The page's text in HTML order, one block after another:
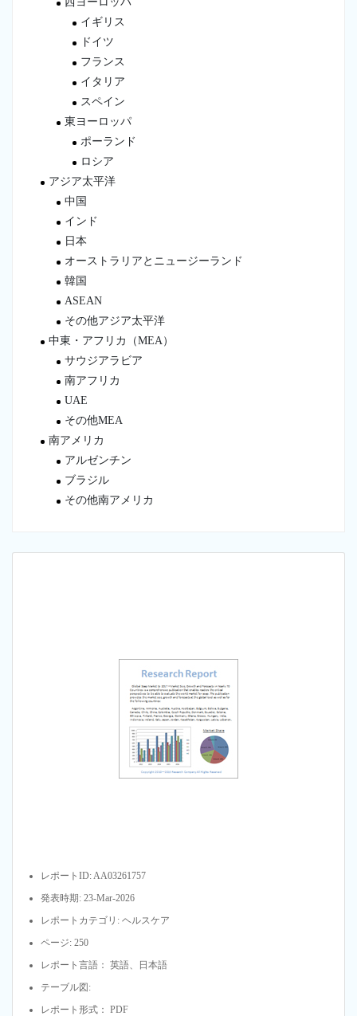
イギリス
ドイツ
フランス
イタリア
スペイン
東ヨーロッパ
ポーランド
ロシア
アジア太平洋
中国
インド
日本
オーストラリアとニュージーランド
韓国
ASEAN
その他アジア太平洋
中東・アフリカ（MEA）
サウジアラビア
南アフリカ
UAE
その他MEA
南アメリカ
アルゼンチン
ブラジル
その他南アメリカ
レポートID: AA03261757
発表時期: 23-Mar-2026
レポートカテゴリ: ヘルスケア
ページ: 250
レポート言語： 英語、日本語
テーブル図:
レポート形式： PDF